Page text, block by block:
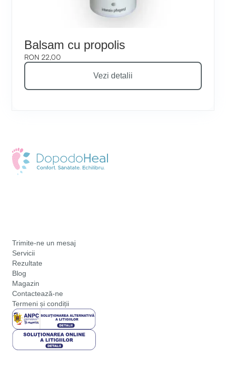
Balsam cu propolis
RON 22,00
Vezi detalii
Trimite-ne un mesaj
Servicii
Rezultate
Blog
Magazin
Contactează-ne
Termeni și condiții